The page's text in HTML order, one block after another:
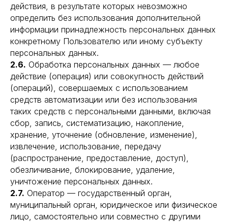
действия, в результате которых невозможно
определить без использования дополнительной
информации принадлежность персональных данных
конкретному Пользователю или иному субъекту
персональных данных.
2.6. Обработка персональных данных — любое
действие (операция) или совокупность действий
(операций), совершаемых с использованием
средств автоматизации или без использования
таких средств с персональными данными, включая
сбор, запись, систематизацию, накопление,
хранение, уточнение (обновление, изменение),
извлечение, использование, передачу
(распространение, предоставление, доступ),
обезличивание, блокирование, удаление,
уничтожение персональных данных.
2.7. Оператор — государственный орган,
муниципальный орган, юридическое или физическое
лицо, самостоятельно или совместно с другими